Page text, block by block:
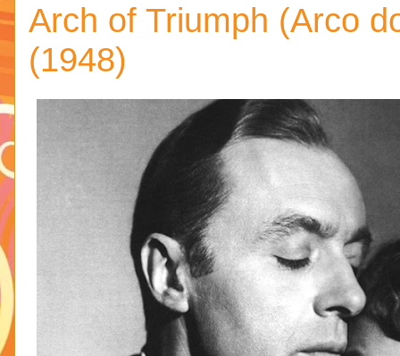
Arch of Triumph (Arco
(1948)